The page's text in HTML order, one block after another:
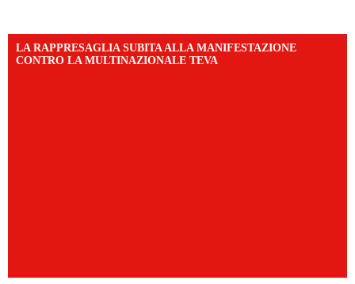
LA RAPPRESAGLIA SUBITA ALLA MANIFESTAZIONE
CONTRO LA MULTINAZIONALE TEVA